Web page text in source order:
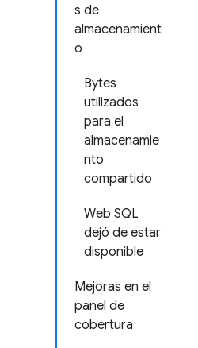
s de
almacenamient
o
Bytes
utilizados
para el
almacenamie
nto
compartido
Web SQL
dejó de estar
disponible
Mejoras en el
panel de
cobertura